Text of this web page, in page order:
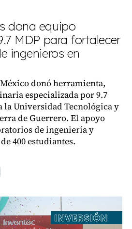
dona equipo
MDP para fortalecer
ingenieros en
donó herramienta,
especializada por 9.7
la Universidad Tecnológica y
de Guerrero. El apoyo
de ingeniería y
400 estudiantes.